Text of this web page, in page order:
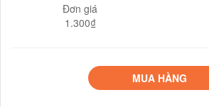
Đơn giá
1.300₫
MUA HÀNG